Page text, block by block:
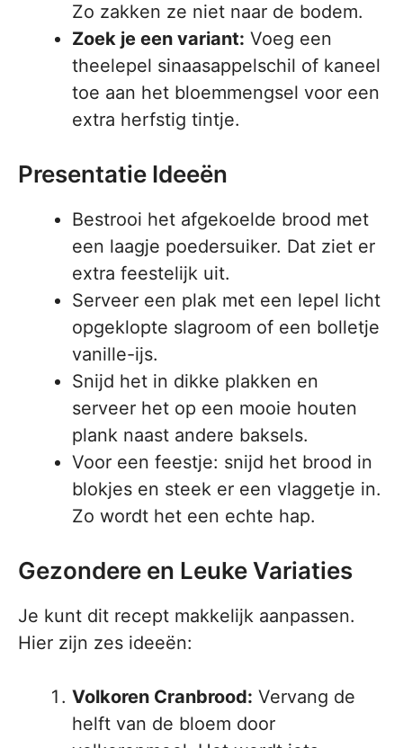
Zo zakken ze niet naar de bodem.
Zoek je een variant: Voeg een
theelepel sinaasappelschil of kaneel
toe aan het bloemmengsel voor een
extra herfstig tintje.
Presentatie Ideeën
Bestrooi het afgekoelde brood met
een laagje poedersuiker. Dat ziet er
extra feestelijk uit.
Serveer een plak met een lepel licht
opgeklopte slagroom of een bolletje
vanille-ijs.
Snijd het in dikke plakken en
serveer het op een mooie houten
plank naast andere baksels.
Voor een feestje: snijd het brood in
blokjes en steek er een vlaggetje in.
Zo wordt het een echte hap.
Gezondere en Leuke Variaties
Je kunt dit recept makkelijk aanpassen.
Hier zijn zes ideeën:
Volkoren Cranbrood: Vervang de
helft van de bloem door